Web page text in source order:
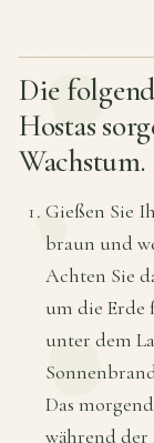
Die
Hostas
Wachstum.
Gießen Sie
braun und
Achten Sie
um die Erde
unter dem
Das
während der